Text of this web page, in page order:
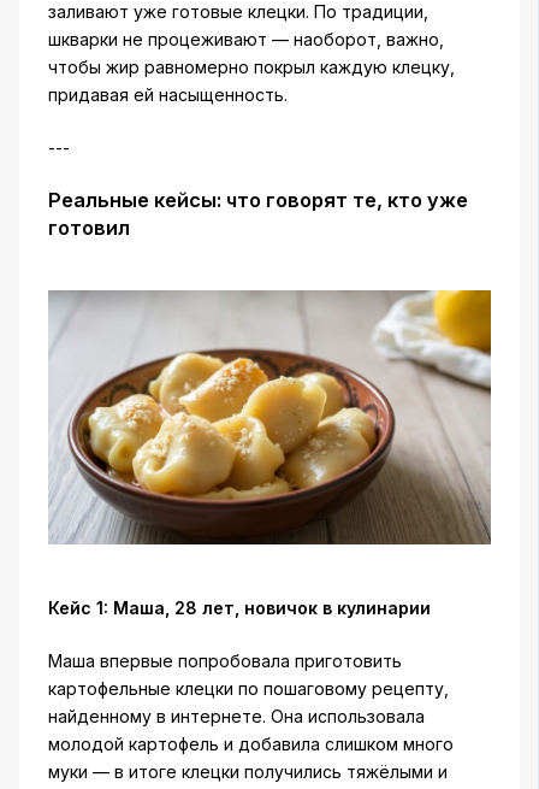
заливают уже готовые клецки. По традиции,
шкварки не процеживают — наоборот, важно,
чтобы жир равномерно покрыл каждую клецку,
придавая ей насыщенность.
---
Реальные кейсы: что говорят те, кто уже
готовил
Кейс 1: Маша, 28 лет, новичок в кулинарии
Маша впервые попробовала приготовить
картофельные клецки по пошаговому рецепту,
найденному в интернете. Она использовала
молодой картофель и добавила слишком много
муки — в итоге клецки получились тяжёлыми и